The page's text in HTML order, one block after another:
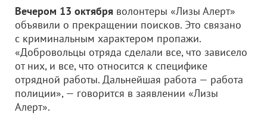
Вечером 13 октября волонтеры «Лизы Алерт»
объявили о прекращении поисков. Это связано
с криминальным характером пропажи.
«Добровольцы отряда сделали все, что зависело
от них, и все, что относится к специфике
отрядной работы. Дальнейшая работа — работа
полиции», — говорится в заявлении «Лизы
Алерт».